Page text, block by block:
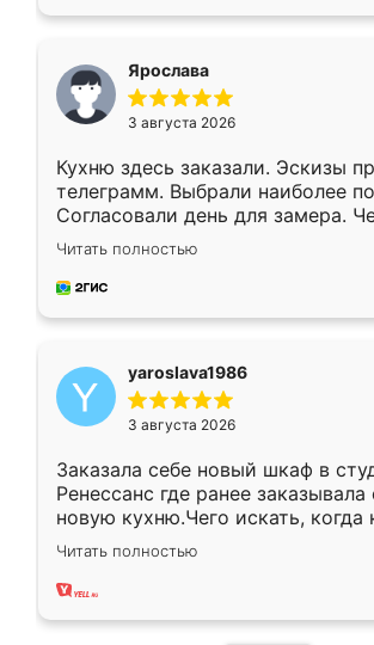
Ярослава
3 августа 2026
Кухню здесь заказали. Эскизы
телеграмм. Выбрали наиболее
Согласовали день для замера.
недели кухня была уже готова.
довольны работой. Спасибо
мебель за качественную работу!
Читать полностью
yaroslava1986
3 августа 2026
Заказала себе новый шкаф в
Ренессанс где ранее заказывала
новую кухню.Чего искать, когда
вполне довольна. Служит кухня
два года, нареканий нет.
Читать полностью